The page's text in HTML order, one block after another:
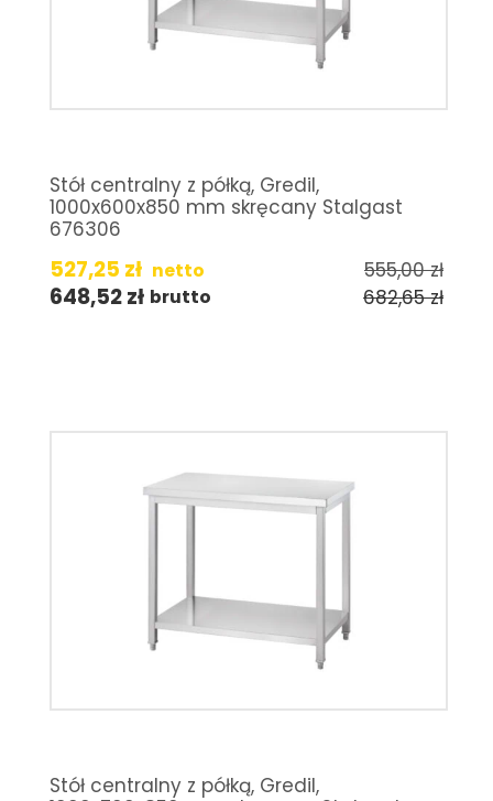
Stół centralny z półką, Gredil,
1000x600x850 mm skręcany Stalgast
676306
527,25 zł netto 555,00zł
648,52zł brutto 682,65zł
Stół centralny z półką, Gredil,